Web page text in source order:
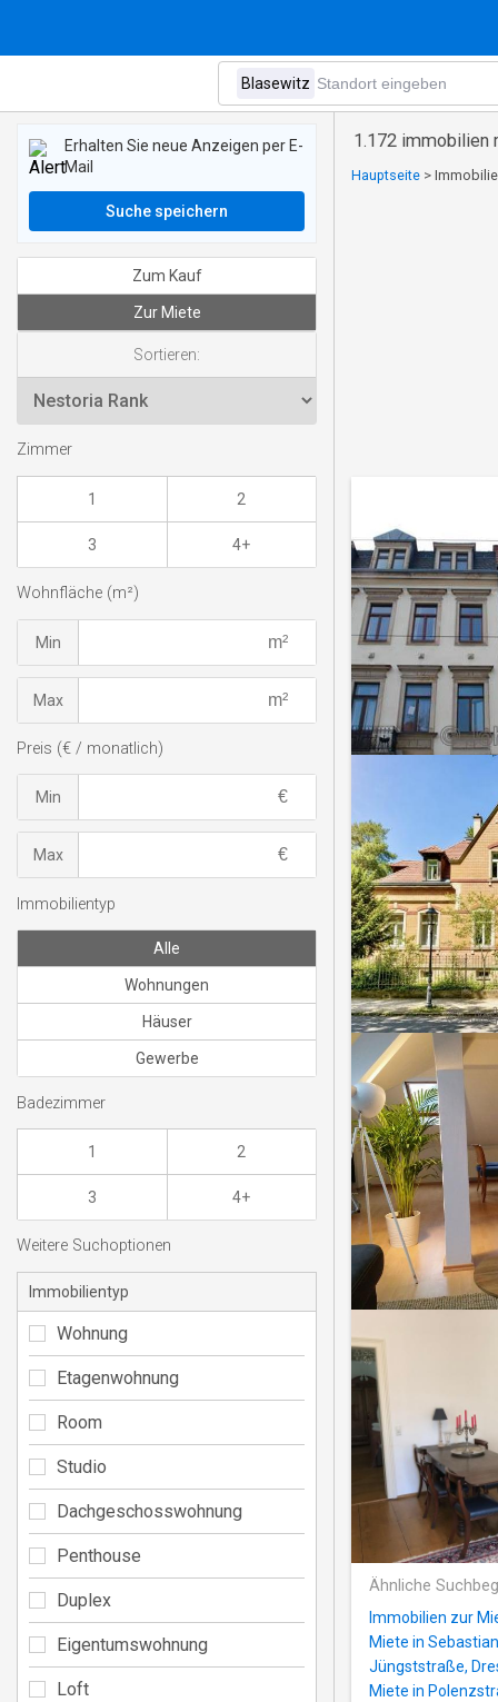
1.172 immobilien
Hauptseite >
Ähnliche
Immobilien zur
Miete in
Jüngststraße,
Miete in
Erhalten Sie neue Anzeigen per E-
Mail
Suche speichern
Zum Kauf
Zur Miete
Sortieren:
Zimmer
1 2
3 4+
Wohnfläche (m²)
Min
Max
Preis (€ / monatlich)
Min
Max
Immobilientyp
Alle
Wohnungen
Häuser
Gewerbe
Badezimmer
1 2
3 4+
Weitere Suchoptionen
Immobilientyp
Wohnung
Etagenwohnung
Room
Studio
Dachgeschosswohnung
Penthouse
Duplex
Eigentumswohnung
Loft